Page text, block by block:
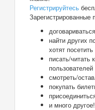
Регистрируйтесь
Зарегистрированные
найти других
хотят
писать/читать
пользователей
смотреть/
покупать
и много другое!